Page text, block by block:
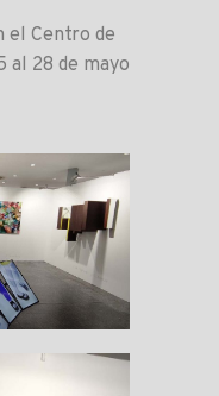
el Centro de
al 28 de mayo